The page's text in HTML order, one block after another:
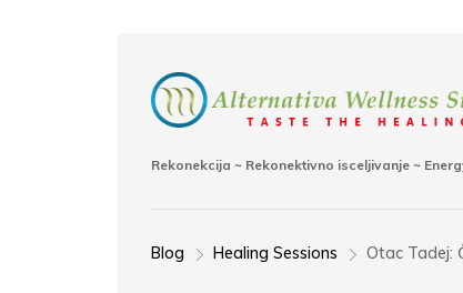
Rekonekcija ~ Rekonektivno isceljivanje ~
Blog > Healing Sessions > Otac Tadej: